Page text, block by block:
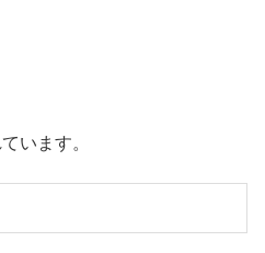
います。